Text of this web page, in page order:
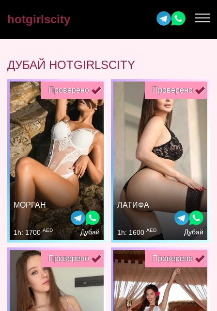
hotgirlscity
ДУБАЙ HOTGIRLSCITY
Проверено
МОРГАН
1h: 1700 AED Дубай
Проверено
ЛАТИФА
1h: 1600 AED Дубай
Проверено Проверено